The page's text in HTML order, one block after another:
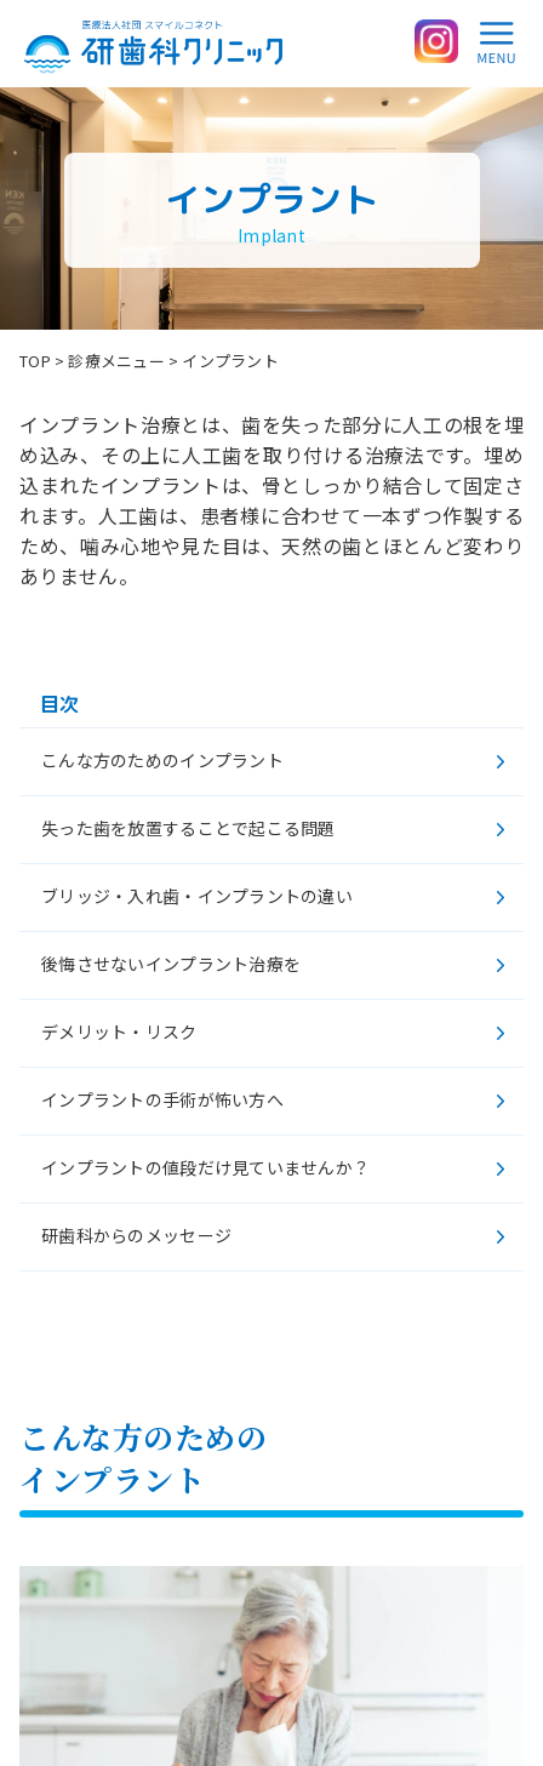
インプラント
Implant
TOP > 診療メニュー > インプラント
インプラント治療とは、歯を失った部分に人工の根を埋
め込み、その上に人工歯を取り付ける治療法です。埋め
込まれたインプラントは、骨としっかり結合して固定さ
れます。人工歯は、患者様に合わせて一本ずつ作製する
ため、噛み心地や見た目は、天然の歯とほとんど変わり
ありません。
目次
こんな方のためのインプラント
失った歯を放置することで起こる問題
ブリッジ・入れ歯・インプラントの違い
後悔させないインプラント治療を
デメリット・リスク
インプラントの手術が怖い方へ
インプラントの値段だけ見ていませんか？
研歯科からのメッセージ
こんな方のための
インプラント